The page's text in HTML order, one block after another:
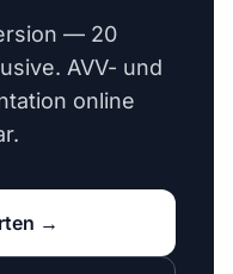
— 20
AVV- und
online
→